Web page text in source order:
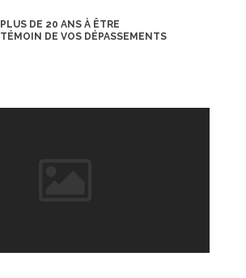
PLUS DE 20 ANS À ÊTRE
TÉMOIN DE VOS DÉPASSEMENTS